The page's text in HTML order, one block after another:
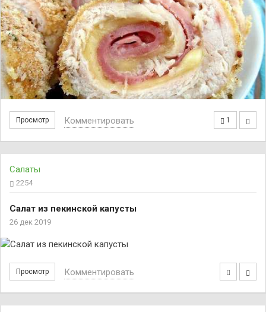
Просмотр 1
Комментировать
Салаты
2254
Салат из пекинской капусты
26 дек 2019
Просмотр Комментировать